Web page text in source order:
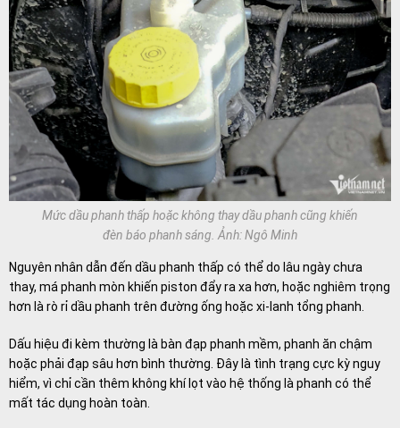
Mức dầu phanh thấp hoặc không thay dầu phanh cũng khiến
đèn báo phanh sáng. Ảnh: Ngô Minh
Nguyên nhân dẫn đến dầu phanh thấp có thể do lâu ngày chưa
thay, má phanh mòn khiến piston đẩy ra xa hơn, hoặc nghiêm trọng
hơn là rò rỉ dầu phanh trên đường ống hoặc xi-lanh tổng phanh.
Dấu hiệu đi kèm thường là bàn đạp phanh mềm, phanh ăn chậm
hoặc phải đạp sâu hơn bình thường. Đây là tình trạng cực kỳ nguy
hiểm, vì chỉ cần thêm không khí lọt vào hệ thống là phanh có thể
mất tác dụng hoàn toàn.